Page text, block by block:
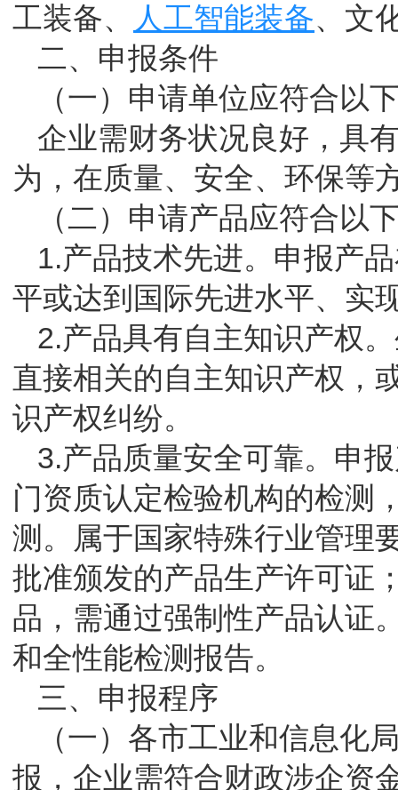
工装备、
人工智能装备、文
二、申报条件
（一）申请单位应符合以
企业需财务状况良好，具
为，在质量、安全、环保等
（二）申请产品应符合以
1.产品技术先进。申报产
平或达到国际先进水平、实
2.产品具有自主知识产权
直接相关的自主知识产权，
识产权纠纷。
3.产品质量安全可靠。申
门资质认定检验机构的检测
测。属于国家特殊行业管理
批准颁发的产品生产许可证
品，需通过强制性产品认证
和全性能检测报告。
三、申报程序
（一）各市工业和信息化
报，企业需符合财政涉企资